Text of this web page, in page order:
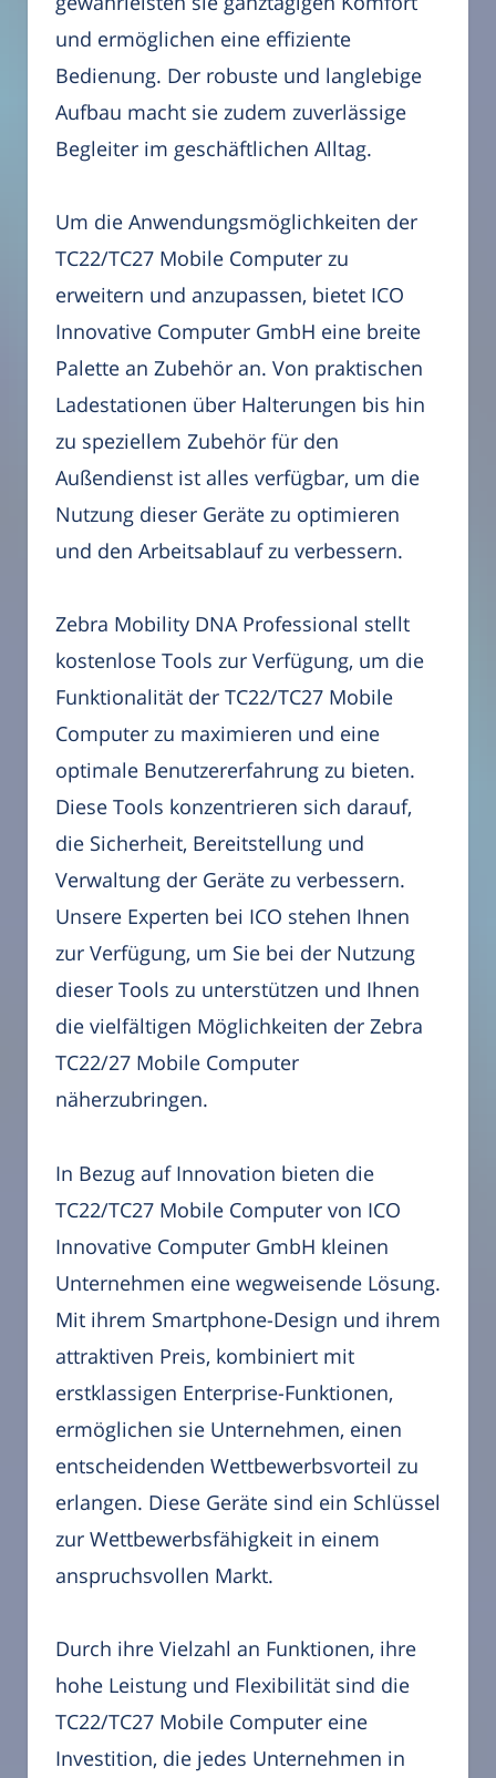
und ermöglichen eine effiziente
Bedienung. Der robuste und langlebige
Aufbau macht sie zudem zuverlässige
Begleiter im geschäftlichen Alltag.
Um die Anwendungsmöglichkeiten der
TC22/TC27 Mobile Computer zu
erweitern und anzupassen, bietet ICO
Innovative Computer GmbH eine breite
Palette an Zubehör an. Von praktischen
Ladestationen über Halterungen bis hin
zu speziellem Zubehör für den
Außendienst ist alles verfügbar, um die
Nutzung dieser Geräte zu optimieren
und den Arbeitsablauf zu verbessern.
Zebra Mobility DNA Professional stellt
kostenlose Tools zur Verfügung, um die
Funktionalität der TC22/TC27 Mobile
Computer zu maximieren und eine
optimale Benutzererfahrung zu bieten.
Diese Tools konzentrieren sich darauf,
die Sicherheit, Bereitstellung und
Verwaltung der Geräte zu verbessern.
Unsere Experten bei ICO stehen Ihnen
zur Verfügung, um Sie bei der Nutzung
dieser Tools zu unterstützen und Ihnen
die vielfältigen Möglichkeiten der Zebra
TC22/27 Mobile Computer
näherzubringen.
In Bezug auf Innovation bieten die
TC22/TC27 Mobile Computer von ICO
Innovative Computer GmbH kleinen
Unternehmen eine wegweisende Lösung.
Mit ihrem Smartphone-Design und ihrem
attraktiven Preis, kombiniert mit
erstklassigen Enterprise-Funktionen,
ermöglichen sie Unternehmen, einen
entscheidenden Wettbewerbsvorteil zu
erlangen. Diese Geräte sind ein Schlüssel
zur Wettbewerbsfähigkeit in einem
anspruchsvollen Markt.
Durch ihre Vielzahl an Funktionen, ihre
hohe Leistung und Flexibilität sind die
TC22/TC27 Mobile Computer eine
Investition, die jedes Unternehmen in